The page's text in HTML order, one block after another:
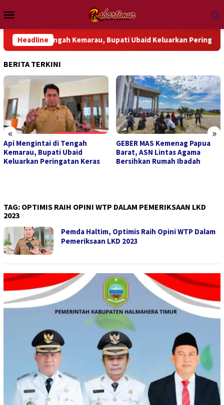
ke
kontenMobile
Headline
di Tengah Kemarau, Bupati Ubaid Keluarkan Peringatan
BERITA TERKINI
« »
Tengah
Ubaid
Keras
GEBER MAS Kemenag Papua
Barat, ASN Lintas Agama
Bersihkan Rumah Ibadah
Pengurus
Teluk
Dorong
TAG: OPTIMIS RAIH OPINI WTP DALAM PEMERIKSAAN LKD
2023
Pemda Haltim, Optimis Raih Opini WTP Dalam
Pemeriksaan LKD 2023